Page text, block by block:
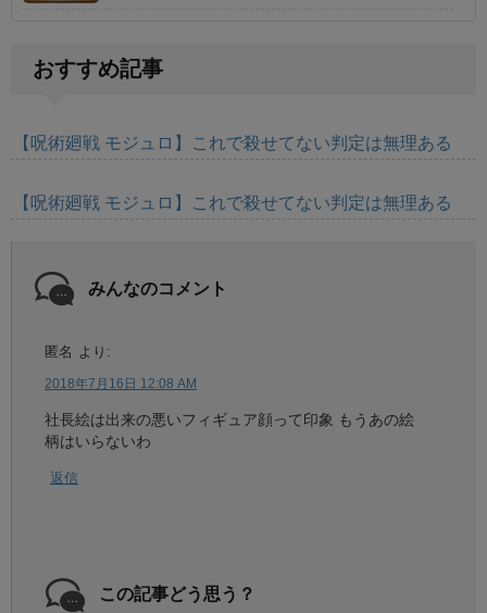
おすすめ記事
【呪術廻戦 モジュロ】これで殺せてない判定は無理ある
【呪術廻戦 モジュロ】これで殺せてない判定は無理ある
みんなのコメント
匿名 より:
2018年7月16日 12:08 AM
社長絵は出来の悪いフィギュア顔って印象 もうあの絵
柄はいらないわ
返信
この記事どう思う？